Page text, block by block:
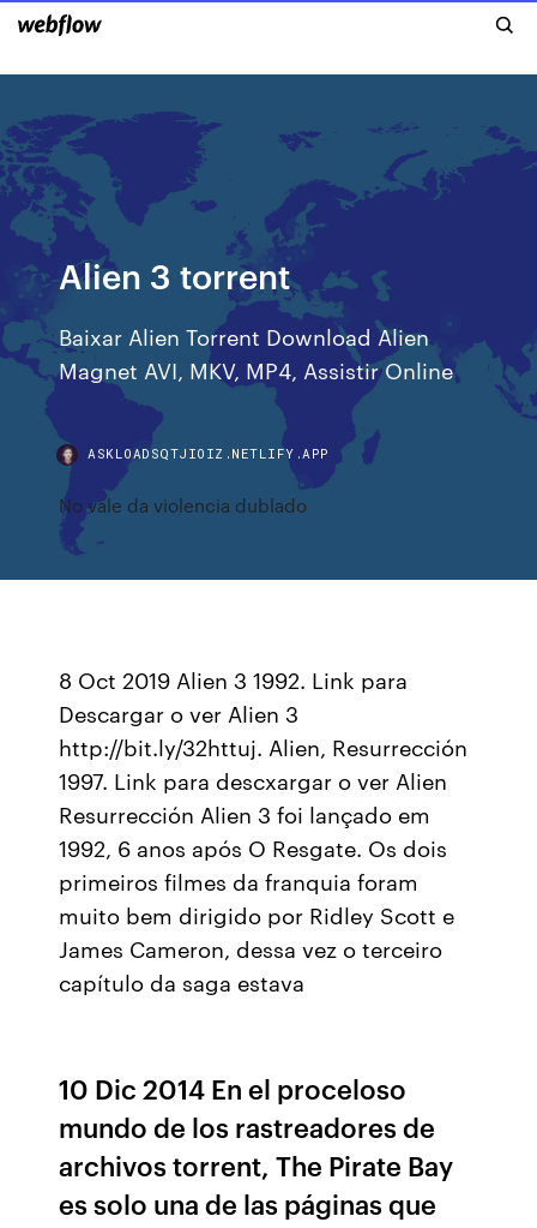
Alien 3 torrent
Baixar Alien Torrent Download Alien
Magnet AVI, MKV, MP4, Assistir Online
ASKLOADSQTJIOIZ.NETLIFY.APP
No vale da violencia dublado
8 Oct 2019 Alien 3 1992. Link para
Descargar o ver Alien 3
http://bit.ly/32httuj. Alien, Resurrección
1997. Link para descxargar o ver Alien
Resurrección Alien 3 foi lançado em
1992, 6 anos após O Resgate. Os dois
primeiros filmes da franquia foram
muito bem dirigido por Ridley Scott e
James Cameron, dessa vez o terceiro
capítulo da saga estava
10 Dic 2014 En el proceloso
mundo de los rastreadores de
archivos torrent, The Pirate Bay
es solo una de las páginas que